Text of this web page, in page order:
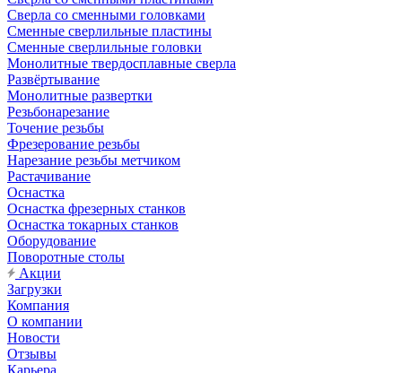
Сверла со сменными головками
Сменные сверлильные пластины
Сменные сверлильные головки
Монолитные твердосплавные сверла
Развёртывание
Монолитные развертки
Резьбонарезание
Точение резьбы
Фрезерование резьбы
Нарезание резьбы метчиком
Растачивание
Оснастка
Оснастка фрезерных станков
Оснастка токарных станков
Оборудование
Поворотные столы
Акции
Загрузки
Компания
О компании
Новости
Отзывы
Карьера